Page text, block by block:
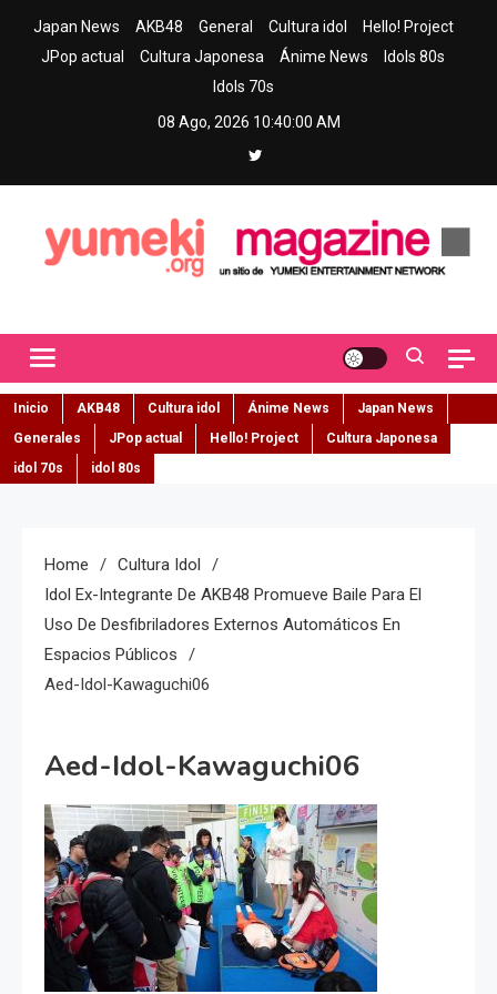
Japan News AKB48 General Cultura idol
Hello! Project
JPop actual
Cultura Japonesa Ánime News
Idols 80s
Idols 70s
08 Ago, 2026 10:40:01 AM
Inicio AKB48 Cultura idol Ánime News
Japan News
Generales
JPop actual Hello! Project
Cultura Japonesa
idol 70s
idol 80s
Home
Cultura Idol
Idol Ex-Integrante De AKB48 Promueve Baile Para El
Uso De Desfibriladores Externos Automáticos En
Espacios Públicos
Aed-Idol-Kawaguchi06
Aed-Idol-Kawaguchi06